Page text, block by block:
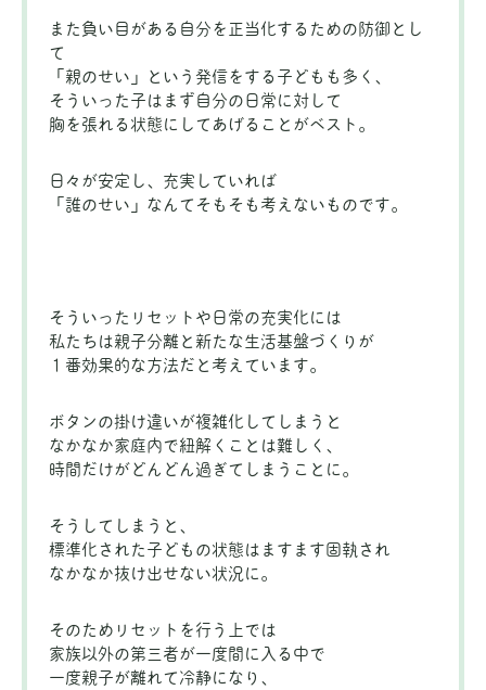
また負い目がある自分を正当化するための防御とし
て
「親のせい」という発信をする子どもも多く、
そういった子はまず自分の日常に対して
胸を張れる状態にしてあげることがベスト。
日々が安定し、充実していれば
「誰のせい」なんてそもそも考えないものです。
そういったリセットや日常の充実化には
私たちは親子分離と新たな生活基盤づくりが
１番効果的な方法だと考えています。
ボタンの掛け違いが複雑化してしまうと
なかなか家庭内で紐解くことは難しく、
時間だけがどんどん過ぎてしまうことに。
そうしてしまうと、
標準化された子どもの状態はますます固執され
なかなか抜け出せない状況に。
そのためリセットを行う上では
家族以外の第三者が一度間に入る中で
一度親子が離れて冷静になり、